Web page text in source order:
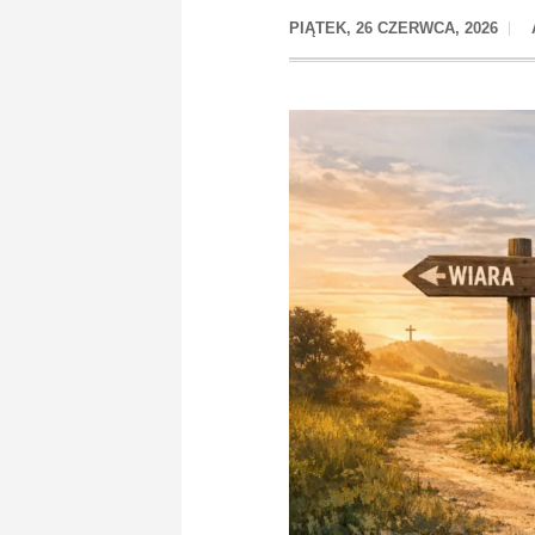
PIĄTEK, 26 CZERWCA, 2026